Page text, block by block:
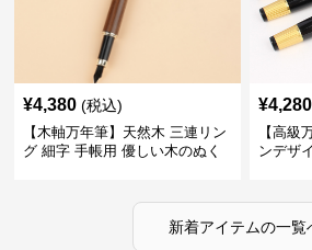
¥4,380 (税込)
【木軸万年筆】天然木 三連リン
グ 細字 手帳用 優しい木のぬく
¥4,280
【高級
ンデザ
新着アイテムの一覧